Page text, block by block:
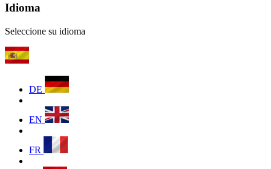
Idioma
Seleccione su idioma
DE
EN
FR